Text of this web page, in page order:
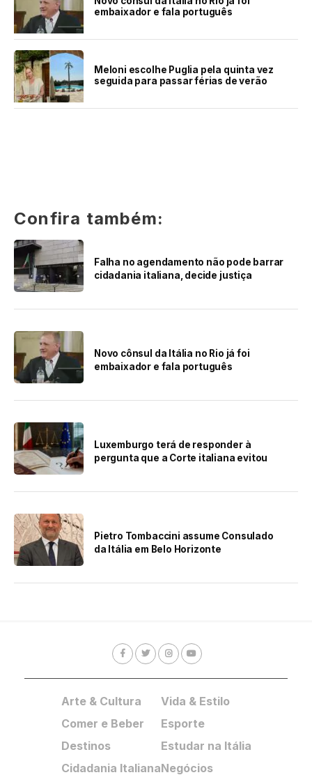
embaixador e fala português
Meloni escolhe Puglia pela quinta vez
seguida para passar férias de verão
Confira também:
Falha no agendamento não pode barrar
cidadania italiana, decide justiça
Novo cônsul da Itália no Rio já foi
embaixador e fala português
Luxemburgo terá de responder à
pergunta que a Corte italiana evitou
Pietro Tombaccini assume Consulado
da Itália em Belo Horizonte
Arte & Cultura
Comer e Beber
Destinos
Cidadania Italiana
Vida & Estilo
Esporte
Estudar na Itália
Negócios